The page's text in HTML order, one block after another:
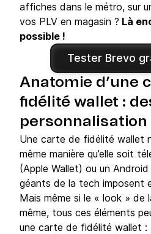
affiches dans le métro, sur
vos PLV en magasin ? Là
possible !
Tester Brevo
Anatomie d’une
fidélité wallet :
personnalisation
Une carte de fidélité wallet
même manière qu’elle soit
(Apple Wallet) ou un
géants de la tech imposent
Mais même si le « look » de
même, tous ces éléments
une carte de fidélité wallet :